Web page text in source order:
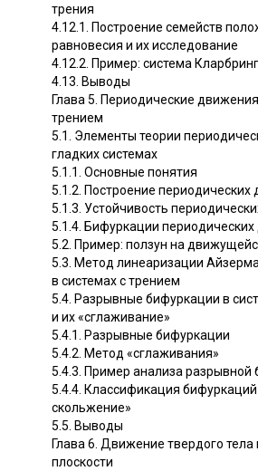
трения
4.12.1. Построение семейств
равновесия и их исследование
4.12.2. Пример: система
4.13. Выводы
Глава 5. Периодические
трением
5.1. Элементы теории
гладких системах
5.1.1. Основные понятия
5.1.2. Построение периодических
5.1.3. Устойчивость
5.1.4. Бифуркации
5.2. Пример: ползун на
5.3. Метод линеаризации
в системах с трением
5.4. Разрывные бифуркации в
и их «сглаживание»
5.4.1. Разрывные бифуркации
5.4.2. Метод «сглаживания»
5.4.3. Пример анализа разрывной
5.4.4. Классификация бифуркаций
скольжение»
5.5. Выводы
Глава 6. Движение твердого
плоскости